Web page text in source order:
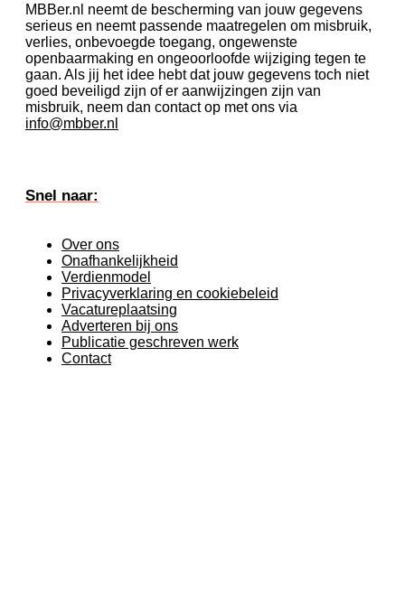
MBBer.nl neemt de bescherming van jouw gegevens
serieus en neemt passende maatregelen om misbruik,
verlies, onbevoegde toegang, ongewenste
openbaarmaking en ongeoorloofde wijziging tegen te
gaan. Als jij het idee hebt dat jouw gegevens toch niet
goed beveiligd zijn of er aanwijzingen zijn van
misbruik, neem dan contact op met ons via
info@mbber.nl
Snel naar:
Over ons
Onafhankelijkheid
Verdienmodel
Privacyverklaring en cookiebeleid
Vacatureplaatsing
Adverteren bij ons
Publicatie geschreven werk
Contact